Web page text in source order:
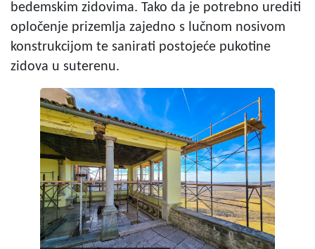
bedemskim zidovima. Tako da je potrebno urediti
opločenje prizemlja zajedno s lučnom nosivom
konstrukcijom te sanirati postojeće pukotine
zidova u suterenu.